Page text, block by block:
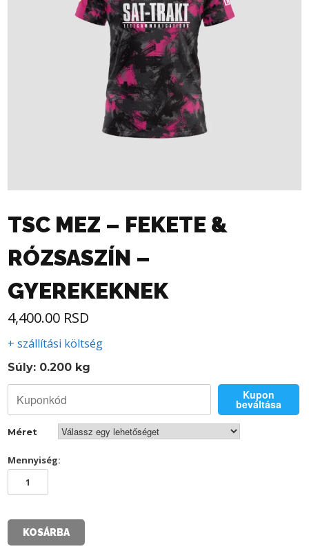
TSC MEZ – FEKETE &
RÓZSASZÍN –
GYEREKEKNEK
4,400.00 RSD
+ szállítási költség
Súly: 0.200 kg
Kupon
beváltása
Méret
Mennyiség:
TSC
RÓZSASZÍN
KOSÁRBA